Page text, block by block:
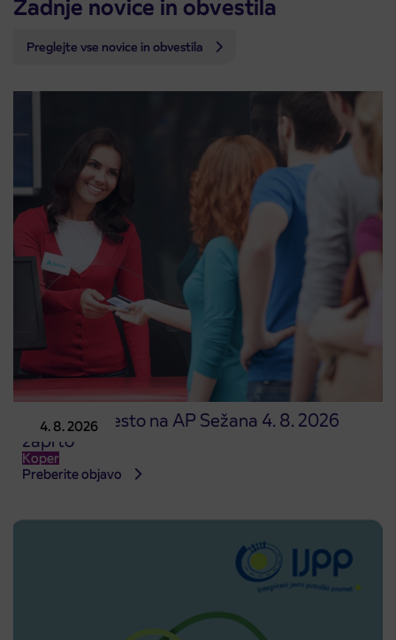
Zadnje novice in obvestila
Preglejte vse novice in obvestila
4. 8. 2026
Prodajno mesto na AP Sežana 4. 8. 2026
zaprto
Koper
Preberite objavo